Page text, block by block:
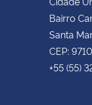
Bairro
Santa
CEP:
+55 (55)